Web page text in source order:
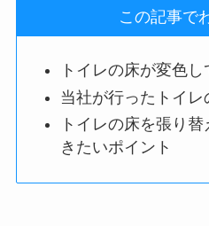
この記事で
トイレの床が変色
当社が行ったトイ
トイレの床を張り
きたいポイント